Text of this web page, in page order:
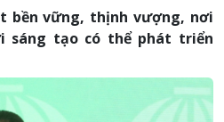
bền vững, thịnh vượng, nơi
sáng tạo có thể phát triển